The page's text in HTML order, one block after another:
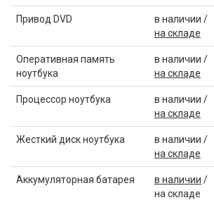
Привод DVD
в наличии /
на складе
Оперативная память
ноутбука
в наличии /
на складе
Процессор ноутбука
в наличии /
на складе
Жесткий диск ноутбука
в наличии /
на складе
Аккумуляторная батарея в наличии /
на складе